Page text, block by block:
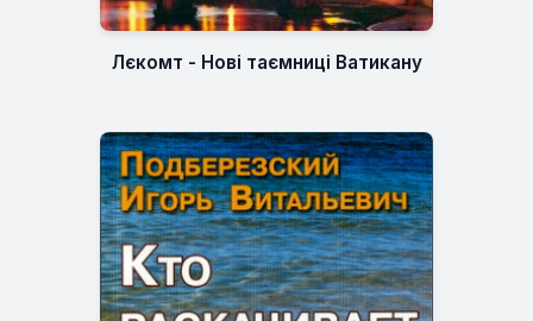
Лєкомт - Нові таємниці Ватикану